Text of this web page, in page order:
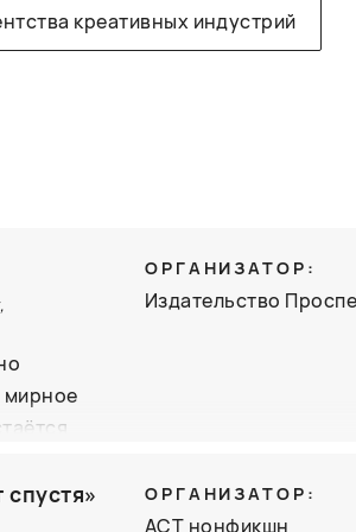
креативных индустрий
мирное
и
ОРГАНИЗАТОР:
Издательство
ОРГАНИЗАТОР:
АСТ нонфикшн